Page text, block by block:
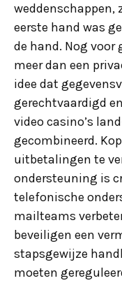
weddenschappen,
eerste hand was
de hand. Nog
meer dan een
idee dat
gerechtvaardigd
video casino’s
gecombineerd.
uitbetalingen te
ondersteuning is
telefonische
mailteams
beveiligen een
stapsgewijze
moeten